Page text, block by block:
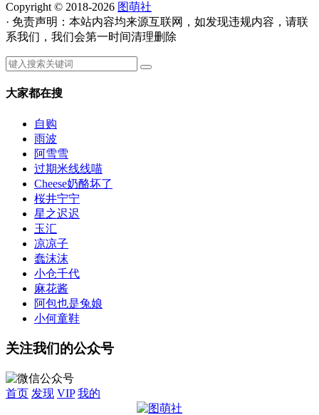
Copyright © 2018-2026 图萌社
· 免责声明：本站内容均来源互联网，如发现违规内容，请联
系我们，我们会第一时间清理删除
大家都在搜
自购
雨波
阿雪雪
过期米线线喵
Cheese奶酪坏了
桜井宁宁
星之迟迟
玉汇
凉凉子
蠢沫沫
小仓千代
麻花酱
阿包也是兔娘
小何童鞋
关注我们的公众号
首页 发现 VIP 我的